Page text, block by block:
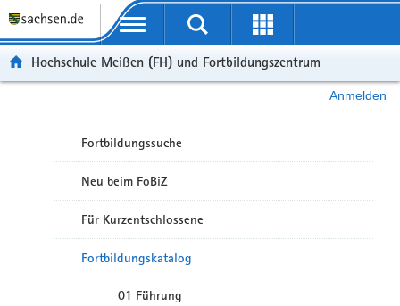
Portalübergreifende Navigation
Hochschule Meißen (FH) und Fortbildungszentrum
Anmelden
Fortbildungssuche
Neu beim FoBiZ
Für Kurzentschlossene
Fortbildungskatalog
01 Führung